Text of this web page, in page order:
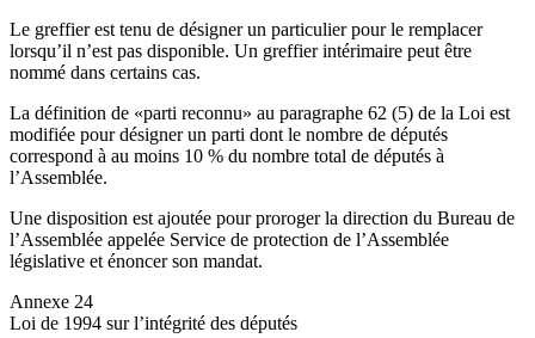
Le greffier est tenu de désigner un particulier pour le remplacer
lorsqu’il n’est pas disponible. Un greffier intérimaire peut être
nommé dans certains cas.
La définition de «parti reconnu» au paragraphe 62 (5) de la Loi est
modifiée pour désigner un parti dont le nombre de députés
correspond à au moins 10 % du nombre total de députés à
l’Assemblée.
Une disposition est ajoutée pour proroger la direction du Bureau de
l’Assemblée appelée Service de protection de l’Assemblée
législative et énoncer son mandat.
Annexe 24
Loi de 1994 sur l’intégrité des députés